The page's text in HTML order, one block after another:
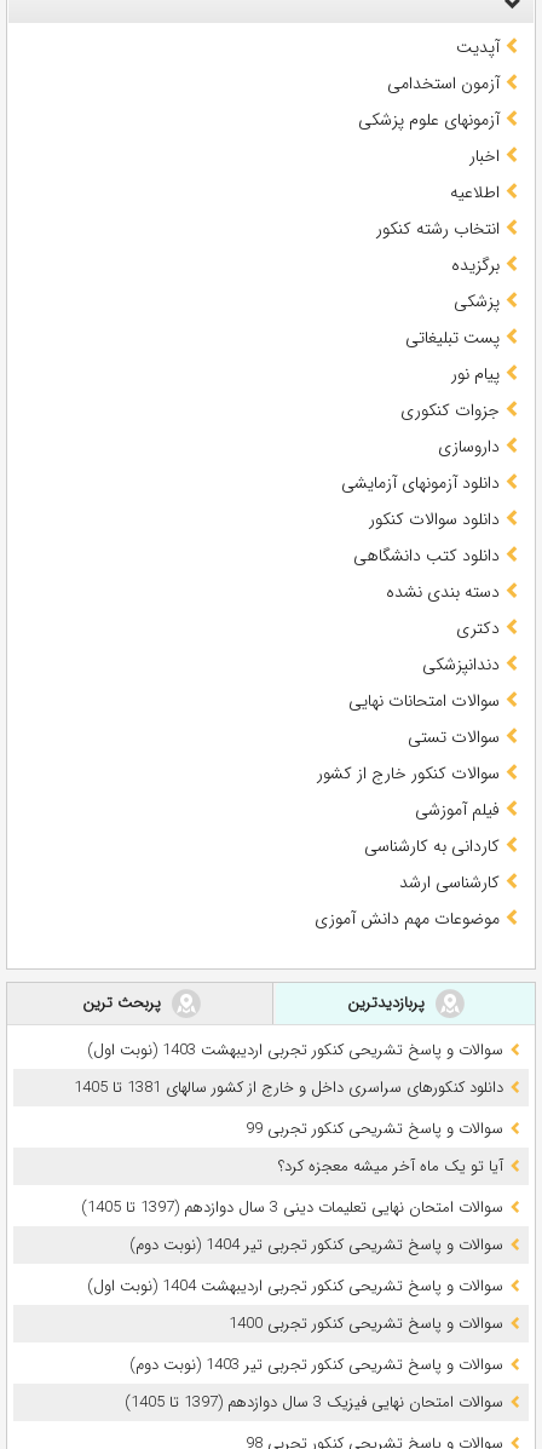
آپدیت
آزمون استخدامی
آزمونهای علوم پزشکی
اخبار
اطلاعیه
انتخاب رشته کنکور
برگزیده
پزشکی
پست تبلیغاتی
پیام نور
جزوات کنکوری
داروسازی
دانلود آزمونهای آزمایشی
دانلود سوالات کنکور
دانلود کتب دانشگاهی
دسته بندی نشده
دکتری
دندانپزشکی
سوالات امتحانات نهایی
سوالات تستی
سوالات کنکور خارج از کشور
فیلم آموزشی
کاردانی به کارشناسی
کارشناسی ارشد
موضوعات مهم دانش آموزی
پربازدیدترین
پربحث ترین
سوالات و پاسخ تشریحی کنکور تجربی اردیبهشت 1403 (نوبت اول)
دانلود کنکورهای سراسری داخل و خارج از کشور سالهای 1381 تا 1405
سوالات و پاسخ تشریحی کنکور تجربی 99
آیا تو یک ماه آخر میشه معجزه کرد؟
سوالات امتحان نهایی تعلیمات دینی 3 سال دوازدهم (1397 تا 1405)
سوالات و پاسخ تشریحی کنکور تجربی تیر 1404 (نوبت دوم)
سوالات و پاسخ تشریحی کنکور تجربی اردیبهشت 1404 (نوبت اول)
سوالات و پاسخ تشریحی کنکور تجربی 1400
سوالات و پاسخ تشریحی کنکور تجربی تیر 1403 (نوبت دوم)
سوالات امتحان نهایی فیزیک 3 سال دوازدهم (1397 تا 1405)
سوالات و پاسخ تشریحی کنکور تجربی 98